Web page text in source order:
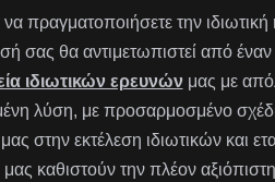
πραγματοποιήσετε την ιδιωτική
σας θα αντιμετωπιστεί από
ιδιωτικών ερευνώνμας με
λύση, με προσαρμοσμένο
στην εκτέλεση ιδιωτικών και
καθιστούν την πλέον